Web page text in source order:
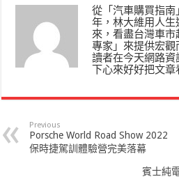
從「汽車購買指
年，林大維用人
來，看盡台灣車
專家」來提供宏
讀者在今天網路
下心來好好把文章
Previous
Porsche World Road Show 2022
保時捷駕訓體驗營完美落幕
賓士純